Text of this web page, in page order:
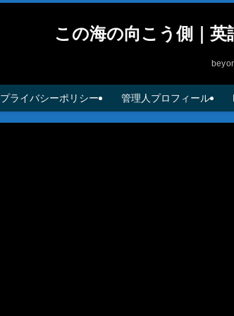
この海の向こう側｜
プライバシーポリシー 管理人プロフィール